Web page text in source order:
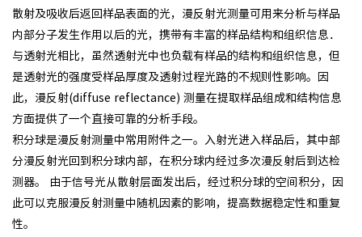
散射及吸收后返回样品表面的光，漫反射光测量可用来分析与样品
内部分子发生作用以后的光，携带有丰富的样品结构和组织信息．
与透射光相比，虽然透射光中也负载有样品的结构和组织信息，但
是透射光的强度受样品厚度及透射过程光路的不规则性影响。因
此，漫反射(diffuse reflectance) 测量在提取样品组成和结构信息
方面提供了一个直接可靠的分析手段。
积分球是漫反射测量中常用附件之一。入射光进入样品后，其中部
分漫反射光回到积分球内部，在积分球内经过多次漫反射后到达检
测器。 由于信号光从散射层面发出后，经过积分球的空间积分，因
此可以克服漫反射测量中随机因素的影响，提高数据稳定性和重复
性。